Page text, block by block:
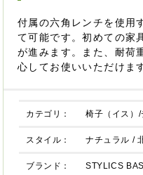
付属の六角レンチを使用
て可能です。初めての家
が進みます。また、耐荷
心してお使いいただけま
カテゴリ： 椅子（イス）/
スタイル： ナチュラル /
ブランド： STYLICS